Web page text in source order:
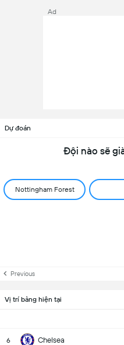
Ad
Dự đoán
Đội nào sẽ
Nottingham Forest
Previous
Vị trí bảng hiện tại
6 Chelsea